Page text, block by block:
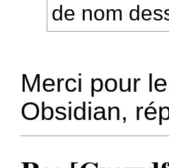
de nom
Merci pour
Obsidian,